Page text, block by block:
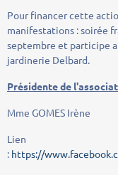
Pour financer cette
manifestations : soirée
septembre et participe
jardinerie Delbard.
Présidente de
Mme GOMES Irène
Lien
: https://